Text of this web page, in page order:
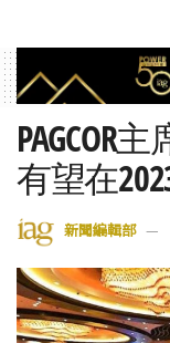
PAGCOR
有望在
新聞編輯部